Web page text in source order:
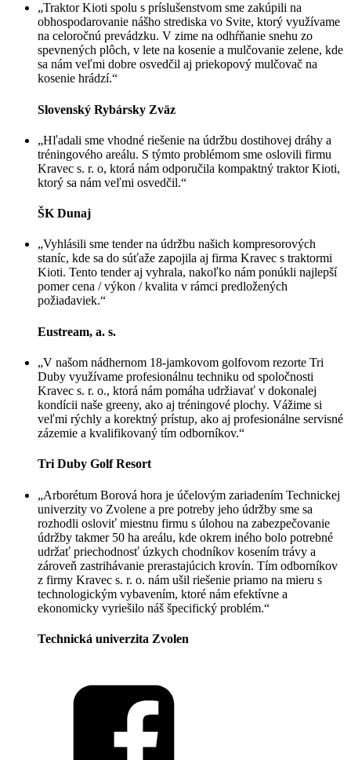
„Traktor Kioti spolu s príslušenstvom sme zakúpili na
obhospodarovanie nášho strediska vo Svite, ktorý využívame
na celoročnú prevádzku. V zime na odhŕňanie snehu zo
spevnených plôch, v lete na kosenie a mulčovanie zelene, kde
sa nám veľmi dobre osvedčil aj priekopový mulčovač na
kosenie hrádzí.“
Slovenský Rybársky Zväz
„Hľadali sme vhodné riešenie na údržbu dostihovej dráhy a
tréningového areálu. S týmto problémom sme oslovili firmu
Kravec s. r. o, ktorá nám odporučila kompaktný traktor Kioti,
ktorý sa nám veľmi osvedčil.“
ŠK Dunaj
„Vyhlásili sme tender na údržbu našich kompresorových
staníc, kde sa do súťaže zapojila aj firma Kravec s traktormi
Kioti. Tento tender aj vyhrala, nakoľko nám ponúkli najlepší
pomer cena / výkon / kvalita v rámci predložených
požiadaviek.“
Eustream, a. s.
„V našom nádhernom 18-jamkovom golfovom rezorte Tri
Duby využívame profesionálnu techniku od spoločnosti
Kravec s. r. o., ktorá nám pomáha udržiavať v dokonalej
kondícii naše greeny, ako aj tréningové plochy. Vážime si
veľmi rýchly a korektný prístup, ako aj profesionálne servisné
zázemie a kvalifikovaný tím odborníkov.“
Tri Duby Golf Resort
„Arborétum Borová hora je účelovým zariadením Technickej
univerzity vo Zvolene a pre potreby jeho údržby sme sa
rozhodli osloviť miestnu firmu s úlohou na zabezpečovanie
údržby takmer 50 ha areálu, kde okrem iného bolo potrebné
udržať priechodnosť úzkych chodníkov kosením trávy a
zároveň zastrihávanie prerastajúcich krovín. Tím odborníkov
z firmy Kravec s. r. o. nám ušil riešenie priamo na mieru s
technologickým vybavením, ktoré nám efektívne a
ekonomicky vyriešilo náš špecifický problém.“
Technická univerzita Zvolen